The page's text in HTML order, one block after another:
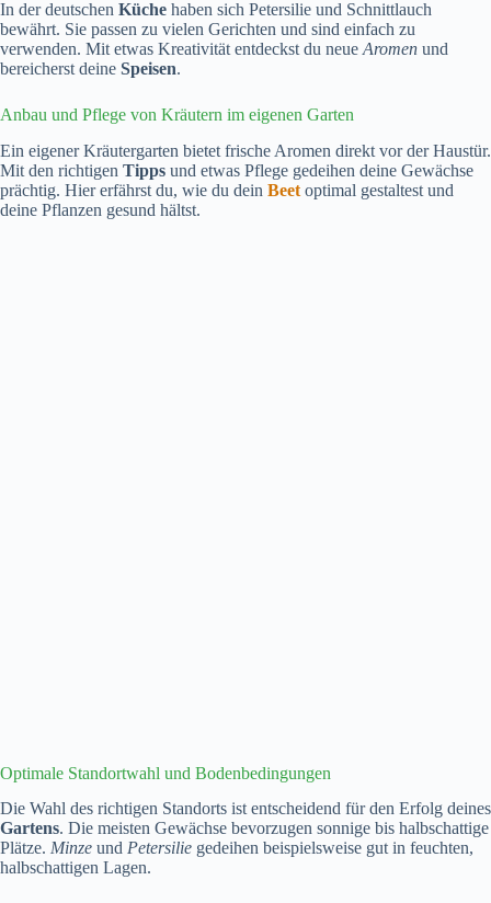
In der deutschen Küche haben sich Petersilie und Schnittlauch
bewährt. Sie passen zu vielen Gerichten und sind einfach zu
verwenden. Mit etwas Kreativität entdeckst du neue Aromen und
bereicherst deine Speisen.
Anbau und Pflege von Kräutern im eigenen Garten
Ein eigener Kräutergarten bietet frische Aromen direkt vor der Haustür.
Mit den richtigen Tipps und etwas Pflege gedeihen deine Gewächse
prächtig. Hier erfährst du, wie du dein Beet optimal gestaltest und
deine Pflanzen gesund hältst.
Optimale Standortwahl und Bodenbedingungen
Die Wahl des richtigen Standorts ist entscheidend für den Erfolg deines
Gartens. Die meisten Gewächse bevorzugen sonnige bis halbschattige
Plätze. Minze und Petersilie gedeihen beispielsweise gut in feuchten,
halbschattigen Lagen.